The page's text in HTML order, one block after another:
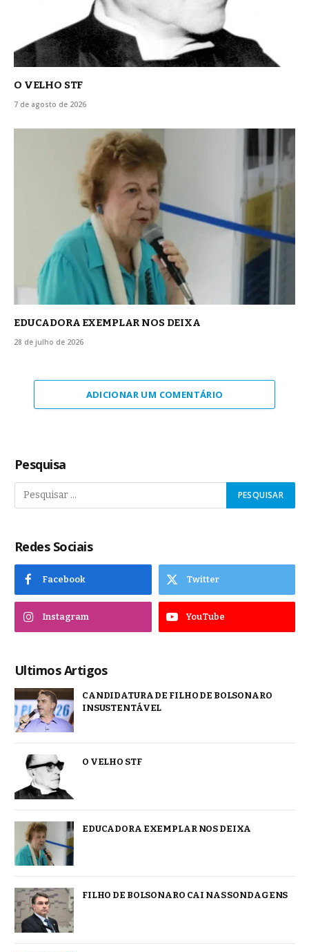
O VELHO STF
7 de agosto de 2026
EDUCADORA EXEMPLAR NOS DEIXA
28 de julho de 2026
ADICIONAR UM COMENTÁRIO
Pesquisa
Redes Sociais
Facebook Twitter
Instagram YouTube
Ultimos Artigos
CANDIDATURA DE FILHO DE BOLSONARO
INSUSTENTÁVEL
O VELHO STF
EDUCADORA EXEMPLAR NOS DEIXA
FILHO DE BOLSONARO CAI NAS SONDAGENS